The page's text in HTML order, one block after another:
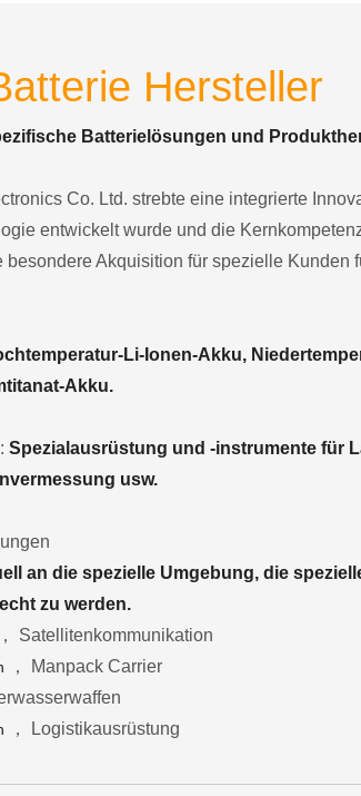
Hersteller
Batterielösungen und
Co. Ltd. strebte eine integrierte
entwickelt wurde und die
besondere Akquisition für spezielle
Li-Ionen-Akku,
Akku.
Spezialausrüstung und -instrumente für
usw.
an die spezielle Umgebung, die
zu werden.
Satellitenkommunikation
， Manpack Carrier
， Logistikausrüstung